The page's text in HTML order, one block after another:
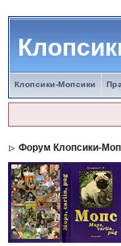
Клопсики-Мопсики
Форум Клопсики-